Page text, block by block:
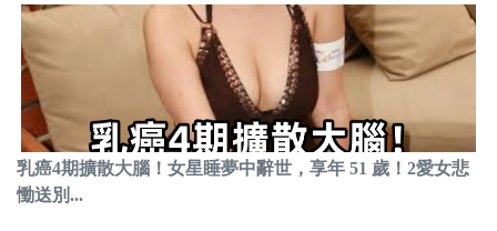
乳癌4期擴散大腦！女星睡夢中辭世，享年 51 歲！2愛女悲
慟送別...